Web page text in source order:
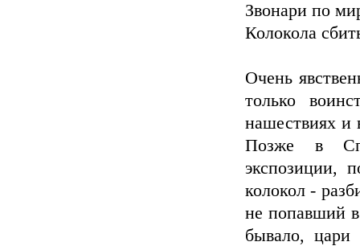
Звонари по
Колокола
Очень
только
нашествиях и
Позже в
экспозиции,
колокол -
не попавший
бывало,